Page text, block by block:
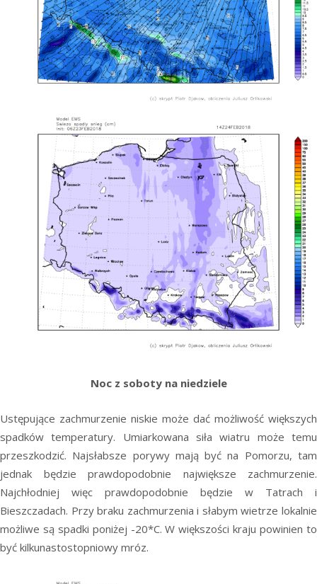
Noc z soboty na niedziele
Ustępujące zachmurzenie niskie może dać możliwość większych
spadków temperatury. Umiarkowana siła wiatru może temu
przeszkodzić. Najsłabsze porywy mają być na Pomorzu, tam
jednak będzie prawdopodobnie największe zachmurzenie.
Najchłodniej więc prawdopodobnie będzie w Tatrach i
Bieszczadach. Przy braku zachmurzenia i słabym wietrze lokalnie
możliwe są spadki poniżej -20*C. W większości kraju powinien to
być kilkunastostopniowy mróz.